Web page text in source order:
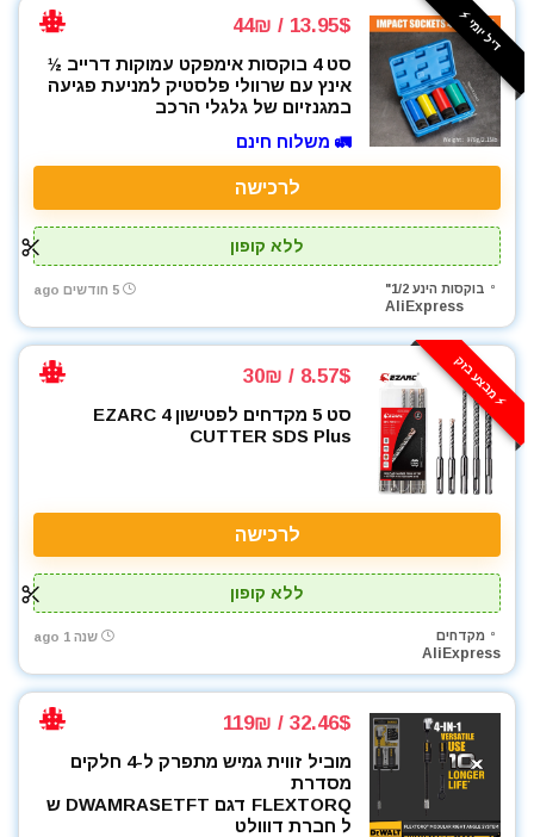
אקדחי סיליקון ונקניקים
ארגזי כלים
בוקסות
בוקסות הינע 1/2"
ביטים
ביטים, מקדחים ובוקסות
גנרטורים ותחנות כח
טרימר / ראוטר
כלי אינסטלציה
כלי גינון
כלי מדידה
כלים ידניים
כלים לחשמלאים
כרסומים לטרימר / ראוטר
מברגות מקדחות ומברגונים
מברגים
מברגת אימפקט
מברגת פוטר קלאץ'
מדחס / קומפרסור
מולטיטול
מזמרה
דיל יומי ⚡️ 13.95$ / 44₪
סט 4 בוקסות אימפקט עמוקות דרייב ½
אינץ עם שרוולי פלסטיק למניעת פגיעה
במגנזיום של גלגלי הרכב
🚛 משלוח חינם
לרכישה
ללא קופון
בוקסות הינע 1/2"
AliExpress
5 חודשים ago
⚡️ מבצע בזק 8.57$ / 30₪
סט 5 מקדחים לפטישון EZARC 4
CUTTER SDS Plus
לרכישה
ללא קופון
מקדחים
AliExpress
שנה 1 ago
32.46$ / 119₪
מוביל זווית גמיש מתפרק ל-4 חלקים
מסדרת
FLEXTORQ דגם DWAMRASETFT ש
ל חברת דווולט